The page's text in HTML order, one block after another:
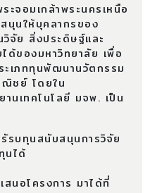
ะจอมเกล้าพระนครเหนือ
นุนให้บุคลากรของ
จัย สิ่งประดิษฐ์และ
ด้ของมหาวิทยาลัย เพื่อ
เภททุนพัฒนานวัตกรรม
ณิชย์ โดยใน
นเทคโนโลยี มจพ. เป็น
รบทุนสนับสนุนการวิจัย
นได้
นอโครงการ มาได้ที่